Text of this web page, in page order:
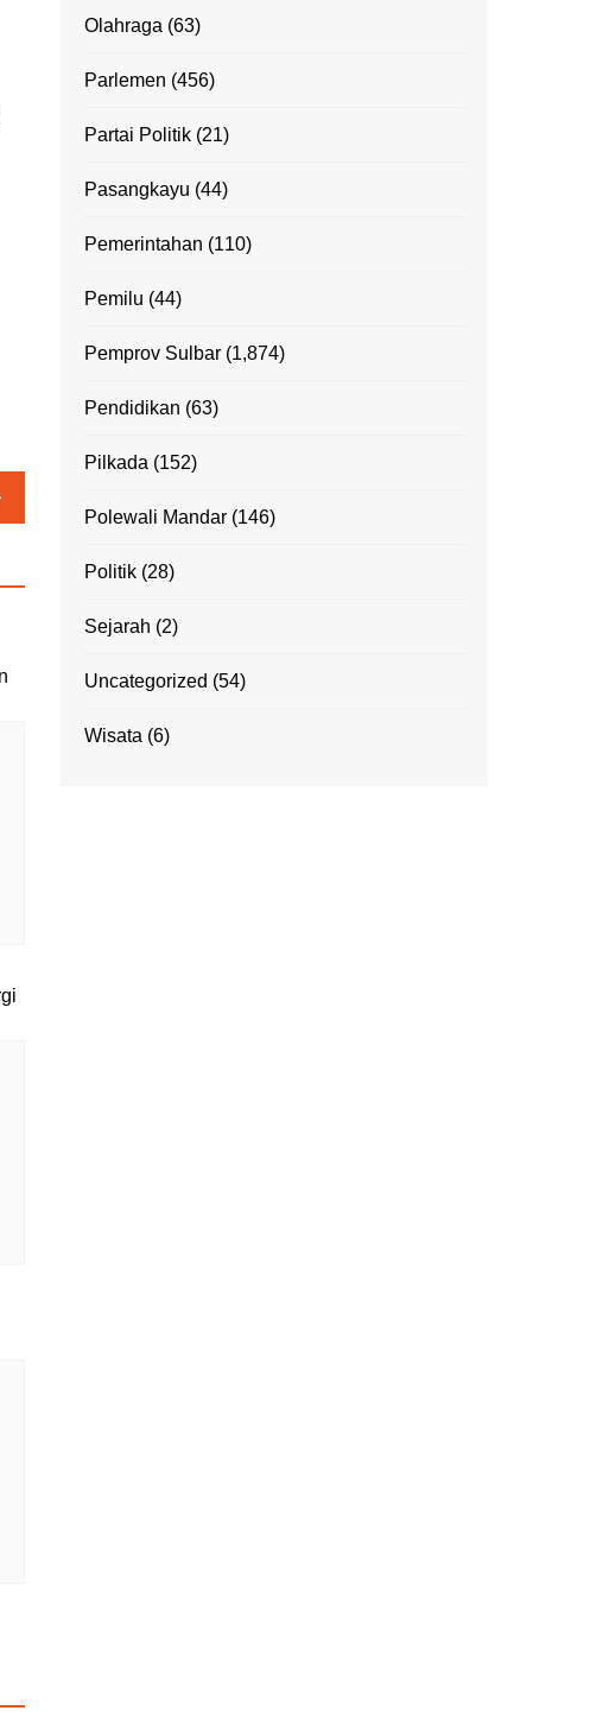
Olahraga (63)
Parlemen (456)
Partai Politik (21)
Pasangkayu (44)
Pemerintahan (110)
Pemilu (44)
Pemprov Sulbar (1,874)
Pendidikan (63)
Pilkada (152)
Polewali Mandar (146)
Politik (28)
Sejarah (2)
Uncategorized (54)
Wisata (6)